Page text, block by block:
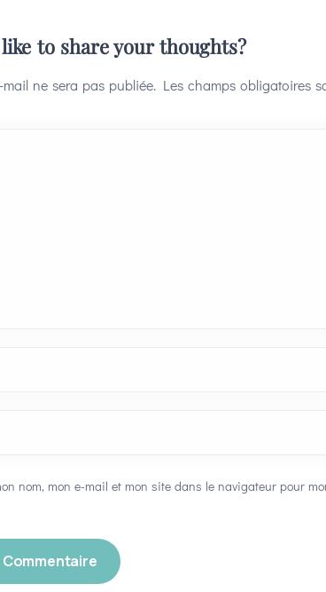
to share your thoughts?
mail ne sera pas publiée. Les champs obligatoires
nom, mon e-mail et mon site dans le navigateur pour